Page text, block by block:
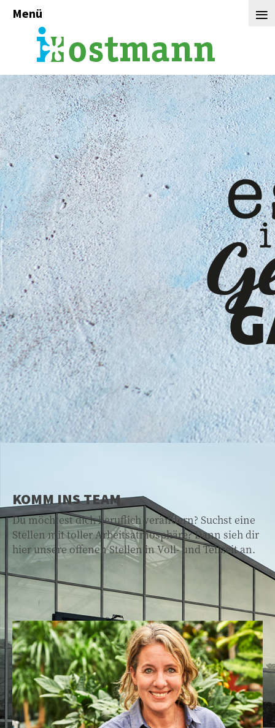
KOMM INS TEAM
Du möchtest dich beruflich verändern? Suchst eine
Stellen mit toller Arbeitsatmosphäre? Dann sieh dir
hier unsere offenen Stellen in Voll- und Teilzeit an.
Menü ≡